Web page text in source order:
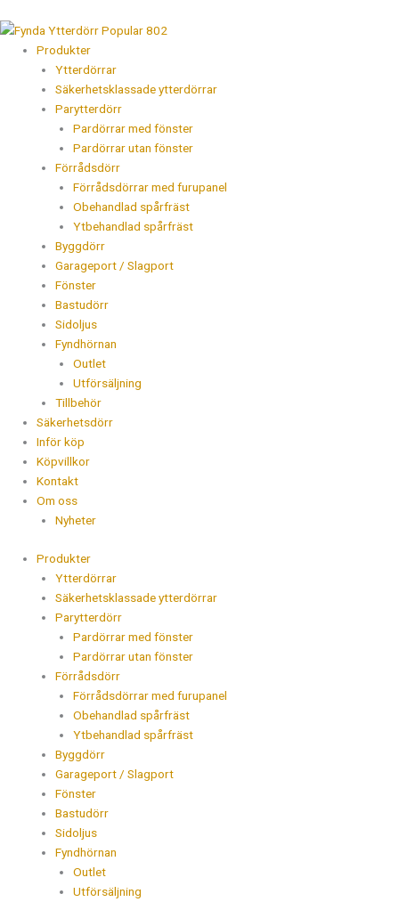
till
innehållProdukter
Ytterdörrar
Säkerhetsklassade ytterdörrar
Parytterdörr
Pardörrar med fönster
Pardörrar utan fönster
Förrådsdörr
Förrådsdörrar med furupanel
Obehandlad spårfräst
Ytbehandlad spårfräst
Byggdörr
Garageport / Slagport
Fönster
Bastudörr
Sidoljus
Fyndhörnan
Outlet
Utförsäljning
Tillbehör
Säkerhetsdörr
Inför köp
Köpvillkor
Kontakt
Om oss
Nyheter
Produkter
Ytterdörrar
Säkerhetsklassade ytterdörrar
Parytterdörr
Pardörrar med fönster
Pardörrar utan fönster
Förrådsdörr
Förrådsdörrar med furupanel
Obehandlad spårfräst
Ytbehandlad spårfräst
Byggdörr
Garageport / Slagport
Fönster
Bastudörr
Sidoljus
Fyndhörnan
Outlet
Utförsäljning